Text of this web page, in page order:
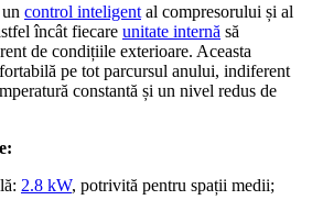
control inteligent al compresorului și al
încât fiecare unitate internă să
de condițiile exterioare. Aceasta
pe tot parcursul anului, indiferent
constantă și un nivel redus de
2.8 kW, potrivită pentru spații medii;